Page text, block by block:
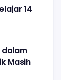
14
dalam
Masih